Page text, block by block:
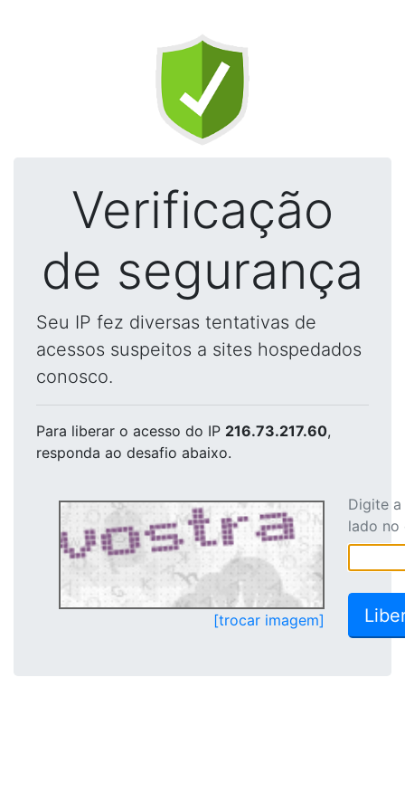
Verificação
de segurança
Seu IP fez diversas tentativas de
acessos suspeitos a sites hospedados
conosco.
Para liberar o acesso do IP 216.73.217.60,
responda ao desafio abaixo.
[trocar imagem]
Digite
lado no